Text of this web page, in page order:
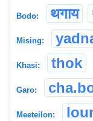
Bodo: थगाय
Mising:
Khasi: thok
Garo:
Meeteilon: